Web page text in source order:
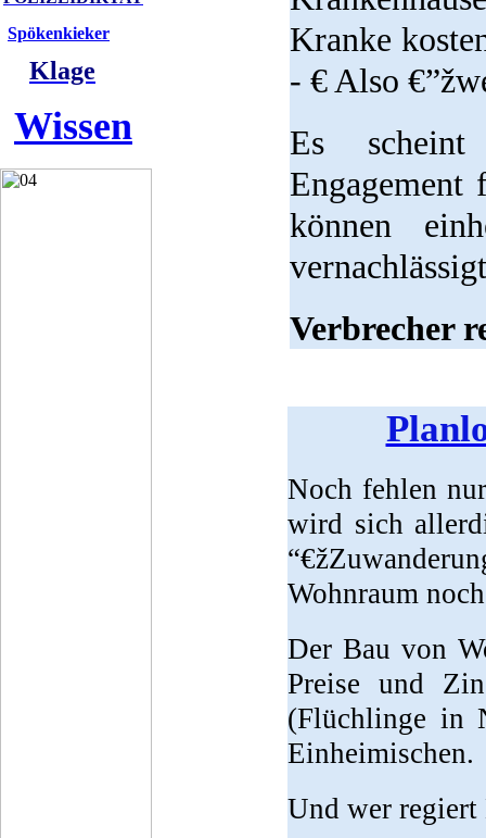
Spökenkieker
Klage
Wissen
Kranke
- € Also
Es
können
Verbrecher
Noch fehlen
wird sich
Wohnraum
Der Bau von
Preise und
(Flüchlinge in
Einheimischen.
Und wer regiert